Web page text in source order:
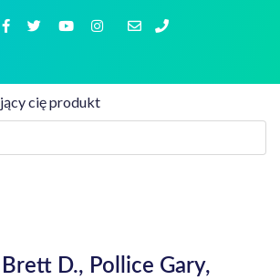
cię produkt
D., Pollice Gary,